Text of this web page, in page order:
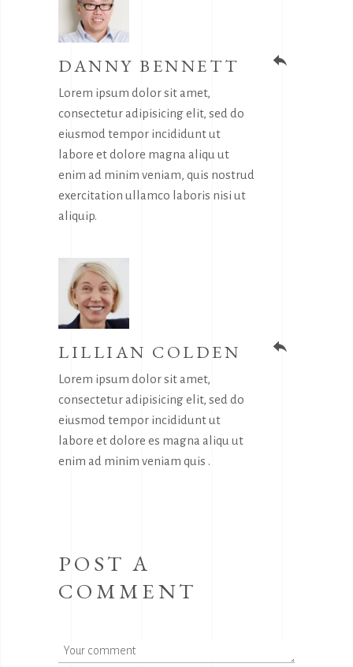
reply
DANNY BENNETT
Lorem ipsum dolor sit amet,
consectetur adipisicing elit, sed do
eiusmod tempor incididunt ut
labore et dolore magna aliqu ut
enim ad minim veniam, quis nostrud
exercitation ullamco laboris nisi ut
aliquip.
reply
LILLIAN COLDEN
Lorem ipsum dolor sit amet,
consectetur adipisicing elit, sed do
eiusmod tempor incididunt ut
labore et dolore es magna aliqu ut
enim ad minim veniam quis .
POST A
COMMENT